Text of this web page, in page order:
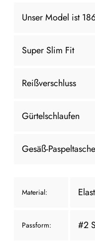
Unser Model ist
Super Slim Fit
Reißverschluss
Gürtelschlaufen
Gesäß-Paspeltasche
Material:
Passform: #2